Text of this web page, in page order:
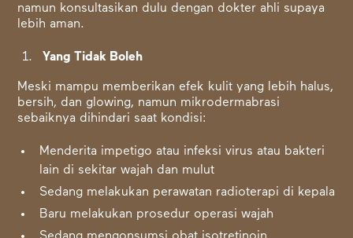
namun konsultasikan dulu dengan dokter ahli supaya
lebih aman.
Yang Tidak Boleh
Meski mampu memberikan efek kulit yang lebih halus,
bersih, dan glowing, namun mikrodermabrasi
sebaiknya dihindari saat kondisi:
Menderita impetigo atau infeksi virus atau bakteri
lain di sekitar wajah dan mulut
Sedang melakukan perawatan radioterapi di kepala
Baru melakukan prosedur operasi wajah